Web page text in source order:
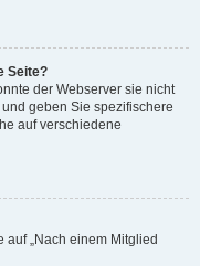
Seite?
der Webserver sie nicht
geben Sie spezifischere
auf verschiedene
auf „Nach einem Mitglied